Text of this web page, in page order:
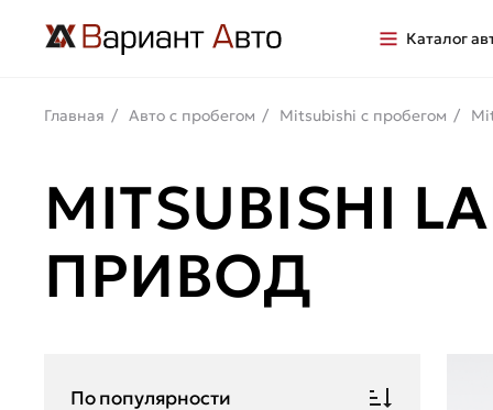
Каталог
Главная Авто с пробегом Mitsubishi с пробегом
MITSUBISHI
ПРИВОД
По популярности